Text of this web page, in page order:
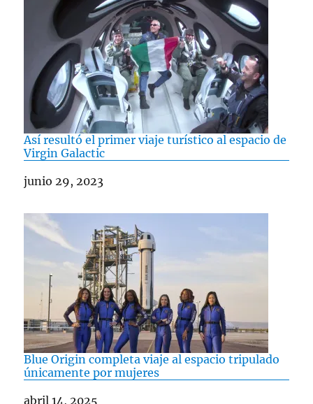
Así resultó el primer viaje turístico al espacio de
Virgin Galactic
Fecha
junio 29, 2023
Blue Origin completa viaje al espacio tripulado
únicamente por mujeres
Fecha
abril 14, 2025